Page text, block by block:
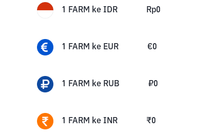
1 FARM ke IDR Rp0
1 FARM ke EUR €0
1 FARM ke RUB ₽0
1 FARM ke INR ₹0